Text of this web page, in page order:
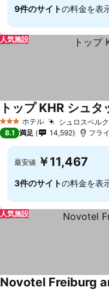
9件のサイトの料金を表
人気施設
3 ホテルのランク
ホテル シュロスベル
トップ KHR シュタ
8.1 満足 14,592 フラ
最安値 ￥11,467
3件のサイトの料金を表
人気施設
Novotel Freiburg